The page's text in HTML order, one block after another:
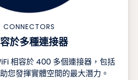
CONNECTORS
於多種連接器
相容於 400 多個連接器，包括
您發揮實體空間的最大潛力。